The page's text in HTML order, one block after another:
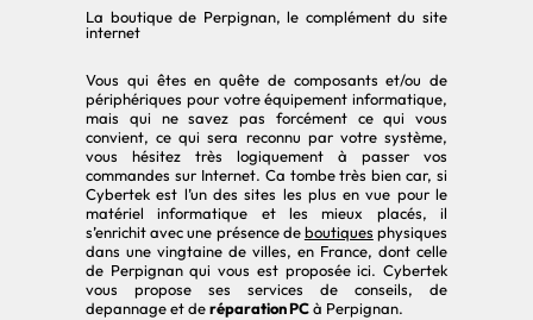
La boutique de Perpignan, le complément du site
internet
Vous qui êtes en quête de composants et/ou de
périphériques pour votre équipement informatique,
mais qui ne savez pas forcément ce qui vous
convient, ce qui sera reconnu par votre système,
vous hésitez très logiquement à passer vos
commandes sur Internet. Ca tombe très bien car, si
Cybertek est l’un des sites les plus en vue pour le
matériel informatique et les mieux placés, il
s’enrichit avec une présence deboutiques physiques
dans une vingtaine de villes, en France, dont celle
de Perpignan qui vous est proposée ici. Cybertek
vous propose ses services de conseils, de
depannage et deréparation PCà Perpignan.